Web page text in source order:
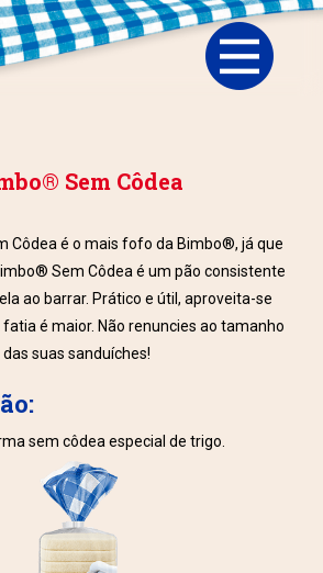
Sem Côdea
Côdea é o mais fofo da Bimbo®, já que
Sem Côdea é um pão consistente
ao barrar. Prático e útil, aproveita-se
é maior. Não renuncies ao tamanho
das suas sanduíches!
sem côdea especial de trigo.